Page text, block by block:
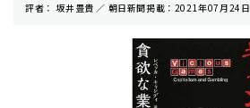
評者： 坂井豊貴 ／ 朝⽇新聞掲載：2021年07月24日